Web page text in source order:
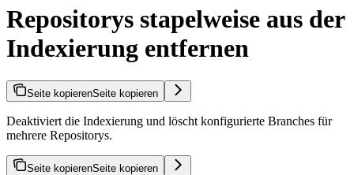
Repositorys stapelweise aus der
Indexierung entfernen
Seite kopierenSeite kopieren
Deaktiviert die Indexierung und löscht konfigurierte Branches für
mehrere Repositorys.
Seite kopierenSeite kopieren